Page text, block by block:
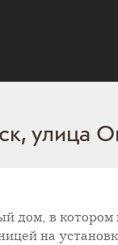
улица
дом, в
на